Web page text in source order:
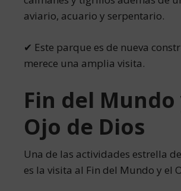
aviario, acuario y serpentario.
✔ Este parque es de nueva
merece una amplia visita.
Fin del Mundo
Ojo de Dios
Una de las actividades estrella
es la visita al Fin del Mundo y el